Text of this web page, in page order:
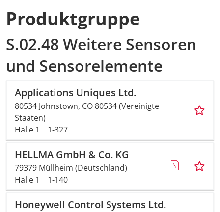
Produktgruppe
S.02.48 Weitere Sensoren
und Sensorelemente
Applications Uniques Ltd.
80534 Johnstown, CO 80534 (Vereinigte
Staaten)
Halle 1
1-327
HELLMA GmbH & Co. KG
79379 Müllheim (Deutschland)
Halle 1
1-140
Honeywell Control Systems Ltd.